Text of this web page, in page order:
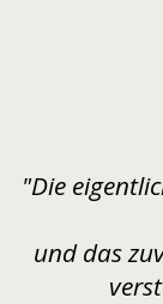
"Die
und das